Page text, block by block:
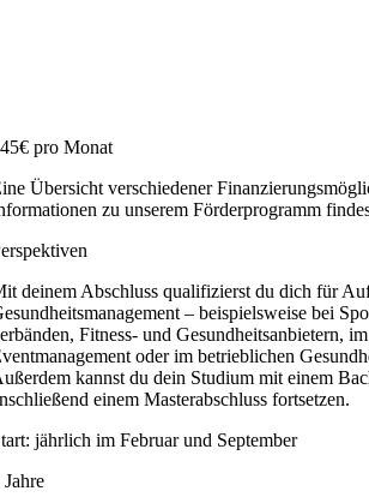
pro Monat
Übersicht verschiedener
zu unserem Förderprogramm
deinem Abschluss qualifizierst du dich für
– beispielsweise bei
Fitness- und Gesundheitsanbietern,
oder im betrieblichen
kannst du dein Studium mit einem
einem Masterabschluss fortsetzen.
jährlich im Februar und September
Jahre